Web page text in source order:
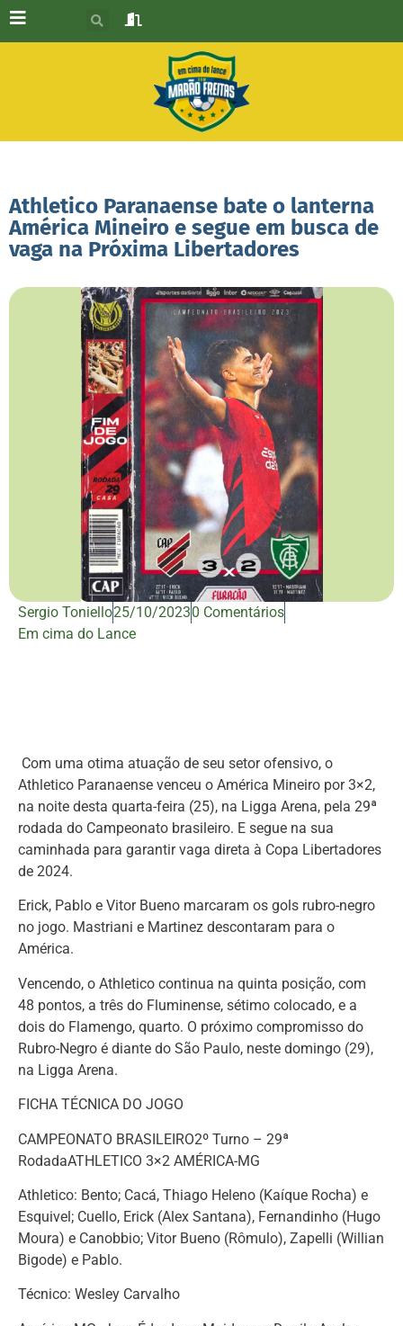
Athletico Paranaense bate o lanterna
América Mineiro e segue em busca de
vaga na Próxima Libertadores
Sergio Toniello25/10/20230 Comentários
Em cima do Lance
Com uma otima atuação de seu setor ofensivo, o
Athletico Paranaense venceu o América Mineiro por 3×2,
na noite desta quarta-feira (25), na Ligga Arena, pela 29ª
rodada do Campeonato brasileiro. E segue na sua
caminhada para garantir vaga direta à Copa Libertadores
de 2024.
Erick, Pablo e Vitor Bueno marcaram os gols rubro-negro
no jogo. Mastriani e Martinez descontaram para o
América.
Vencendo, o Athletico continua na quinta posição, com
48 pontos, a três do Fluminense, sétimo colocado, e a
dois do Flamengo, quarto. O próximo compromisso do
Rubro-Negro é diante do São Paulo, neste domingo (29),
na Ligga Arena.
FICHA TÉCNICA DO JOGO
CAMPEONATO BRASILEIRO2º Turno – 29ª
RodadaATHLETICO 3×2 AMÉRICA-MG
Athletico: Bento; Cacá, Thiago Heleno (Kaíque Rocha) e
Esquivel; Cuello, Erick (Alex Santana), Fernandinho (Hugo
Moura) e Canobbio; Vitor Bueno (Rômulo), Zapelli (Willian
Bigode) e Pablo.
Técnico: Wesley Carvalho